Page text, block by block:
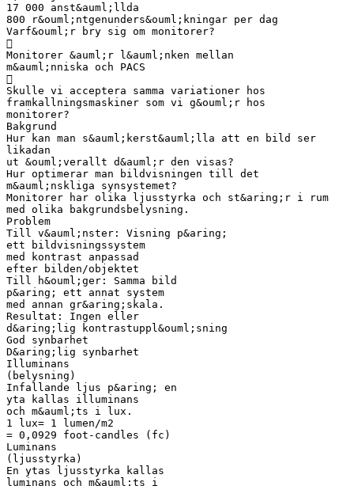
17 000 anst&auml;llda
800 r&ouml;ntgenunders&ouml;kningar per dag
Varf&ouml;r bry sig om monitorer?

Monitorer &auml;r l&auml;nken mellan
m&auml;nniska och PACS

Skulle vi acceptera samma variationer hos
framkallningsmaskiner som vi g&ouml;r hos
monitorer?
Bakgrund
Hur kan man s&auml;kerst&auml;lla att en bild ser
likadan
ut &ouml;verallt d&auml;r den visas?
Hur optimerar man bildvisningen till det
m&auml;nskliga synsystemet?
Monitorer har olika ljusstyrka och st&aring;r i rum
med olika bakgrundsbelysning.
Problem
Till v&auml;nster: Visning p&aring;
ett bildvisningssystem
med kontrast anpassad
efter bilden/objektet
Till h&ouml;ger: Samma bild
p&aring; ett annat system
med annan gr&aring;skala.
Resultat: Ingen eller
d&aring;lig kontrastuppl&ouml;sning
God synbarhet
D&aring;lig synbarhet
Illuminans
(belysning)
Infallande ljus p&aring; en
yta kallas illuminans
och m&auml;ts i lux.
1 lux= 1 lumen/m2
= 0,0929 foot-candles (fc)
Luminans
(ljusstyrka)
En ytas ljusstyrka kallas
luminans och m&auml;ts i